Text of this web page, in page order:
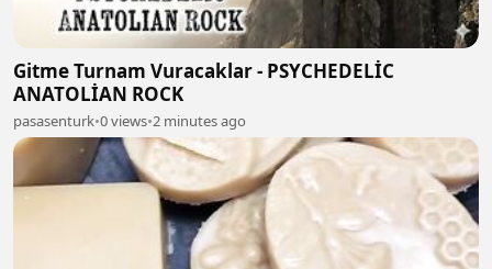
Gitme Turnam Vuracaklar - PSYCHEDELİC
ANATOLİAN ROCK
pasasenturk•0 views•2 minutes ago